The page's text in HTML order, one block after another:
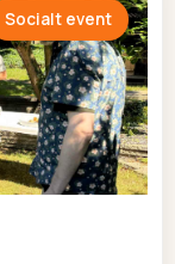
Socialt event